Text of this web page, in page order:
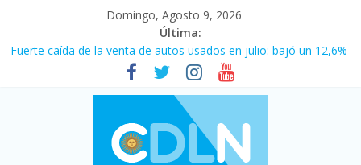
Domingo, Agosto 9, 2026
Última:
Fuerte caída de la venta de autos usados en julio: bajó un 12,6%
Central venció 1 a 0 al River de Coudet en el Monumental
La morosidad alcanzó su nivel más alto en dos décadas y ya
afecta a 400 mil deudores en Santa Fe
Desde que asumió Milei cerraron 41.000 kioscos: el sector
denuncia crisis como en 2001